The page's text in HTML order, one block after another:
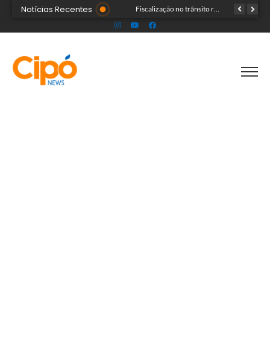
Notícias Recentes TRAGÉDIA: helicóptero cai e mata quatro pessoas; vítimas eram turistas